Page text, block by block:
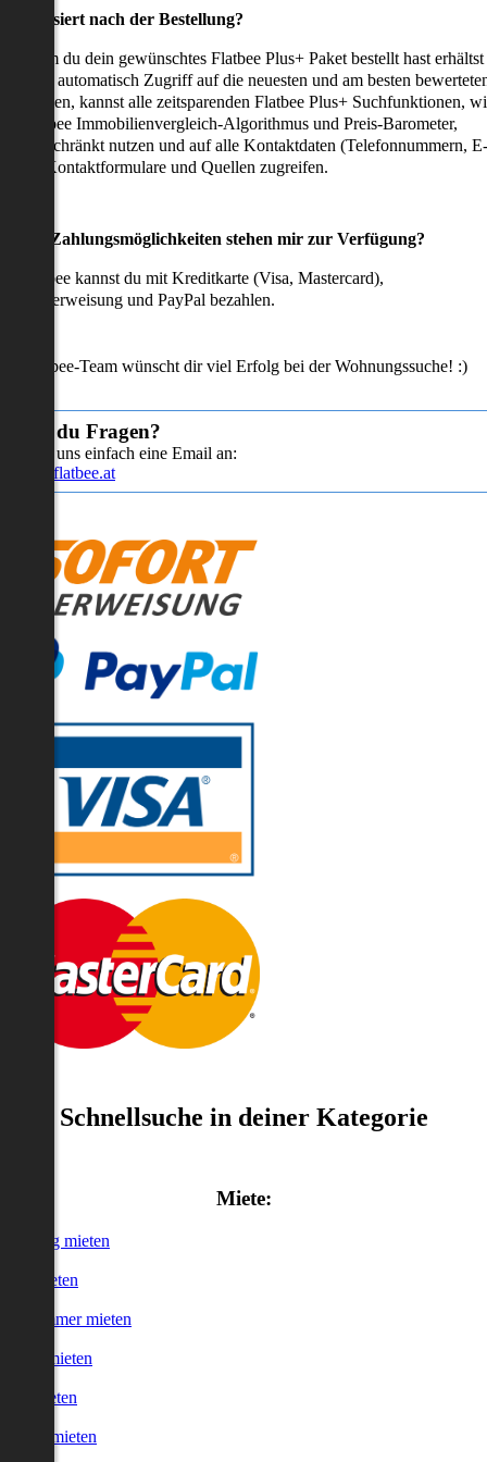
passiert nach der Bestellung?
du dein gewünschtes Flatbee Plus+ Paket bestellt hast erhältst
sofort automatisch Zugriff auf die neuesten und am besten
kannst alle zeitsparenden Flatbee Plus+ Suchfunktionen,
Flatbee Immobilienvergleich-Algorithmus und Preis-Barometer,
nutzen und auf alle Kontaktdaten (Telefonnummern, E-
Kontaktformulare und Quellen zugreifen.
Zahlungsmöglichkeiten stehen mir zur Verfügung?
Flatbee kannst du mit Kreditkarte (Visa, Mastercard),
und PayPal bezahlen.
Flatbee-Team wünscht dir viel Erfolg bei der Wohnungssuche! :)
Hast du Fragen?
Sende uns einfach eine Email an:
info@flatbee.at
Schnellsuche in deiner Kategorie
Miete:
mieten
mieten
Zimmer mieten
mieten
mieten